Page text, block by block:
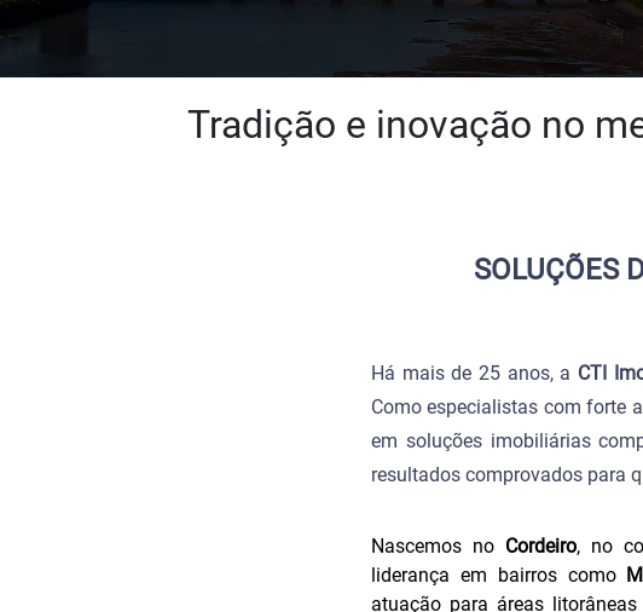
Tradição e inovação no
SOLUÇÕES
Há mais de 25 anos, a CTI
Como especialistas com forte
em soluções imobiliárias
resultados comprovados para
Nascemos no Cordeiro, no
liderança em bairros como
atuação para áreas